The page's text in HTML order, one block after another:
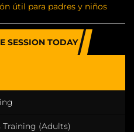
útil para padres y niños
SESSION TODAY
Training (Adults)